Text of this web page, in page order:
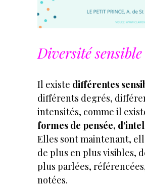
Diversité sensible
Il existe différentes
différents degrés,
intensités, comme il
formes de pensée,
Elles sont maintenant,
de plus en plus visibles,
plus parlées,
notées.